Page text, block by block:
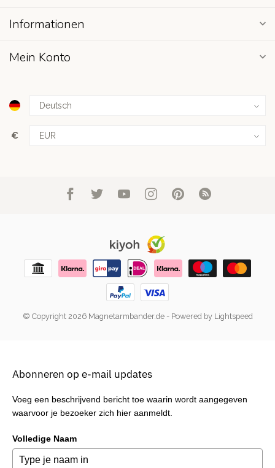
Informationen
Mein Konto
€
© Copyright 2026 Magnetarmbander.de- Powered by Lightspeed
Abonneren op e-mail updates
Voeg een beschrijvend bericht toe waarin wordt aangegeven
waarvoor je bezoeker zich hier aanmeldt.
Volledige Naam